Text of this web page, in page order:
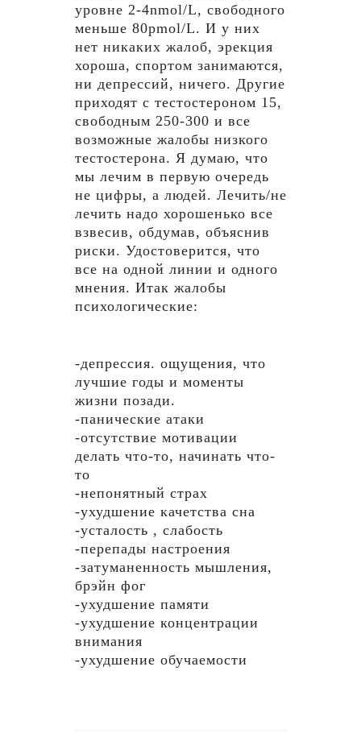
уровне 2-4nmol/L, свободного
меньше 80pmol/L. И у них
нет никаких жалоб, эрекция
хороша, спортом занимаются,
ни депрессий, ничего. Другие
приходят с тестостероном 15,
свободным 250-300 и все
возможные жалобы низкого
тестостерона. Я думаю, что
мы лечим в первую очередь
не цифры, а людей. Лечить/не
лечить надо хорошенько все
взвесив, обдумав, объяснив
риски. Удостоверится, что
все на одной линии и одного
мнения. Итак жалобы
психологические:
-депрессия. ощущения, что
лучшие годы и моменты
жизни позади.
-панические атаки
-отсутствие мотивации
делать что-то, начинать что-
то
-непонятный страх
-ухудшение качетства сна
-усталость , слабость
-перепады настроения
-затуманенность мышления,
брэйн фог
-ухудшение памяти
-ухудшение концентрации
внимания
-ухудшение обучаемости